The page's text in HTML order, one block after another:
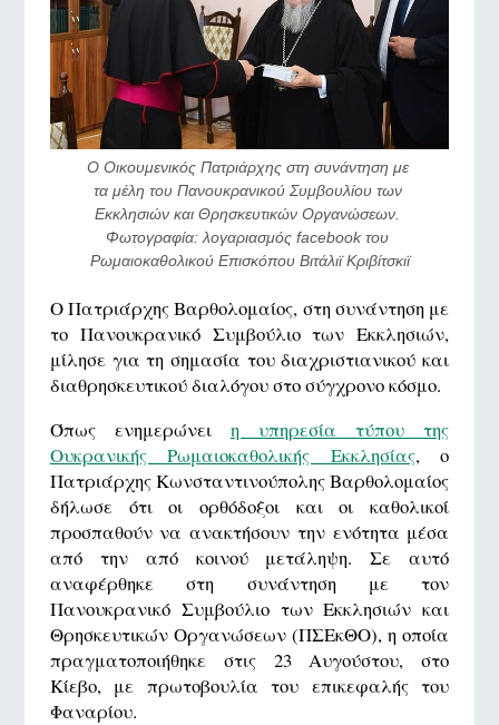
Ο Οικουμενικός Πατριάρχης στη συνάντηση με
τα μέλη του Πανουκρανικού Συμβουλίου των
Εκκλησιών και Θρησκευτικών Οργανώσεων.
Φωτογραφία: λογαριασμός facebook του
Ρωμαιοκαθολικού Επισκόπου Βιτάλιϊ Κριβίτσκιϊ
Ο Πατριάρχης Βαρθολομαίος, στη συνάντηση με
το Πανουκρανικό Συμβούλιο των Εκκλησιών,
μίλησε για τη σημασία του διαχριστιανικού και
διαθρησκευτικού διαλόγου στο σύγχρονο κόσμο.
Όπως ενημερώνει η υπηρεσία τύπου της
Ουκρανικής Ρωμαιοκαθολικής Εκκλησίας, ο
Πατριάρχης Κωνσταντινούπολης Βαρθολομαίος
δήλωσε ότι οι ορθόδοξοι και οι καθολικοί
προσπαθούν να ανακτήσουν την ενότητα μέσα
από την από κοινού μετάληψη. Σε αυτό
αναφέρθηκε στη συνάντηση με τον
Πανουκρανικό Συμβούλιο των Εκκλησιών και
Θρησκευτικών Οργανώσεων (ΠΣΕκΘΟ), η οποία
πραγματοποιήθηκε στις 23 Αυγούστου, στο
Κίεβο, με πρωτοβουλία του επικεφαλής του
Φαναρίου.